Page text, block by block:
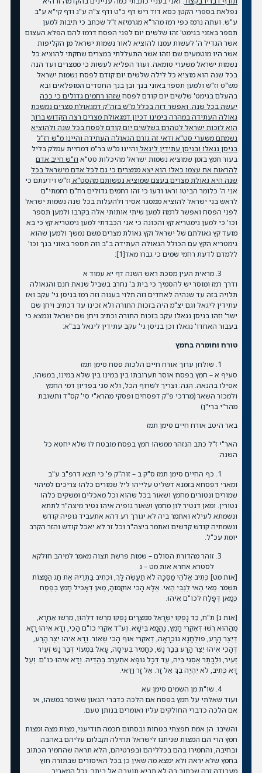
נפלאת בספרי הקטן כסא דוד ריש דף כ"ט ודף צ"ה ע"ג ודף קי"א ע"ב
ע"ש. ועתה נרמז כפי רמז מהר"א מגרמיזא ז"ל שכתב כי תיבות למען
תספר באזני בגימט' זהו שלשים יום לפני הפסח דרמז להם הפלא העצום
אשר הגדיל ה' לעשות עמנו להוציא לאור נשמות ישראל מן הקליפות
אשר היו מוטמעים שם וזהו אשר התעללתי במצרים שחקתי להוציא כל
נשמות ישראל משערי טומאה. ועוד הפליא לעשות כי ממצרים ועד הנה
בכל שנה הוא מוציא כל לילה שלשים יום קודם לפסח נשמות ישראל
מש"ט וז"ש ולמען תספר באזני בנך ובן בנך החסדים המופלאים ובא
בהעלם בגימט' שלשים יום קודם לפסח שזהו רחמים גדולים כי ככה
יעשה בכל שנה. ואפשר דזה בכלל מ"ש בזה"ק דמגאולת מצרים נמשכת
גאולה העתידה במהרה בימינו דכיון דמגאולת מצרים רצה הקדוש ברוך
הוא לזכות ישראל לטהרם בשלשים יום קודם לפסח בכל שנה ולהוציא
נשמתם משערי סט"א ודאי זה גורם הגאולה העתידה והיינו מ"ש רז"ל
בניסן נגאלו ובניסן עתידין ליגאל והיינו מ"ש בר"מ דמחיית עמלק בליל
בעור חמץ בזמן שמוציא נשמות ישראל מהיכלות סט"א וז"ש חייב אדם
להראות את עצמו כאלו הוא יצא ממצרים כי גם לכל אדם מישראל בכל
שנה היא גאולת מצרים בעצם שמוציא נפשותם מהסט"א וז"ש וידעתם כי
אני ה' כלומר הביטו וראו ודעו כי זהו רחמים גדולים רח"ם רחמתי"ם
לראש בני ישראל להוציא ממסגר אסיר ולהעלות בכל שנה נשמות ישראל
לפני הפסח ואפשר לרמוז למען שיתי אותותי אלה בקרבו ולמען תספר
וכו' כי למען גימטריא קץ והכונה כי אני הכבדתי למען גימטריא קץ כי בא
מועד קץ גאולתם של ישראל וקץ גאולת מצרים משם נמשך ולמען שהוא
גימטריא הקץ עם הכולל הגאולה העתידה ב"ב וזה תספר באזני בנך וכו'
ללמדם לדעת רחמי שמים כי גברו מאד[1]
:
מראית העין מסכת ראש השנה דף יא עמוד א
ודרך רמז ומוסר יש להסמיך כי בית ב' נחרב בשביל שנאת חנם והגאולה
תלויה בזה עד שנהיה לאחדים וזה תלוי בענוה וזה רמז בניסן גי' עקב ואז
עתידין ליגאל וגם יצ"מ היה בזכות התורה ולא זכינו עד דכתיב ויחן שם
ישר' וזהו בניסן נגאלו עקב בזכות התורה וכתיב ויחן שם ישראל ונמצא כי
בעבור האחדו' נגאלו וכן בניסן גי' עקב עתידין ליגאל בב"א:
טורח וחומרה בחמץ
שולחן ערוך אורח חיים הלכות פסח סימן תמז
סעיף א – חמץ בפסח אוסר תערובתו בין במינו בין שלא במינו, במשהו,
אפילו בהנאה. הגה: וצריך לשרוף הכל, ולא סגי בפדיון דמי החמץ
ולמכור השאר (מרדכי פ"ק דפסחים ופסקי מהרא"י סי' קס"ד ותשובת
מהר"י ברי"ן)
באר היטב אורח חיים סימן תמז
האר"י ז"ל כתב הנזהר ממשהו חמץ בפסח מובטח לו שלא יחטא כל
השנה:
כף החיים סימן תמז ס"ק ב – זוה"ק פ' כי תצא דרפ"ב ע"ב
ומארי דפסחא בזמנא דשליט עלייהו ליל שמורים כלהו צריכים למיהוי
שמורים ונטורים מחמץ ושאור בכל שהוא וכל מאכלים ומשקים כלהו
נטורין. ומאן דנטיר לון מחמץ ושאור גופיה איהו נטיר מיצה"ר לתתא
ונשמתא לעילא ואתמר ביה לא יגורך רע דהא אתעביד גופיה קודש
ונשמתיה קודש קדשים ואתמר ביצה"ר וכל זר לא יאכל קודש והזר הקרב
יומת עכ"ל.
זוהר מהדורת הסולם – שמות פרשת תצוה מאמר למיהב חולקא
לסטרא אחרא אות מט – נ
[אות מט] כְּתִיב אֱלֹהֵי מַסֵּכָה לֹא תַעֲשֶׂה לָּךְ, וּכְתִיב בַּתְרֵיהּ אֶת חַג הַמַּצוֹת
תִּשְׁמֹר. מַאי הַאי לְגַבֵּי הַאי. אֶלָּא הָכִי אוּקְמוּהָ, מַאן דְּאָכִיל חָמֵץ בְּפֶסַח
כְּמַאן דְּפָלַח לכו"ם אִיהוּ.
[אות נ] ת"ח, כַּד נָפְקוּ יִשְׂרָאֵל מִמִּצְרָיִם נָפְקוּ מֵרְשׁוּ דִּלְהוֹן, מֵרְשׁוּ אַחֲרָא,
מֵהַהוּא רְשׁוּ דְּאִקְרֵי חָמֵץ, נַהֲמָא בִּישָׁא. וְע"ד אִקְרֵי כו"ם הָכִי, וְדָא אִיהוּ רָזָא
דְּיֵצֶר הָרָע, פּוּלְחָנָא נוֹכְרָאָה, דְּאִקְרֵי אוּף הָכִי שְׂאוֹר. וְדָא אִיהוּ יֵצֶר הָרָע,
דְּהָכִי אִיהוּ יֵצֶר הָרָע בְּבַר נָשׁ, כְּחָמִיר בְּעִיסָה, עָאל בִּמְעוֹי דְּבַר נָשׁ זְעֵיר
זְעֵיר, וּלְבָתַר אַסְגֵּי בֵּיהּ, עַד דְּכָל גּוּפָא אִתְעֲרַב בַּהֲדֵיהּ. וְדָא אִיהוּ כו"ם. וְעַל
דָּא כְּתִיב, לֹא יִהְיֶה בְךָ אֵל זָר. אֵל זָר וַדַּאי.
שו"ת מן השמים סימן עא
ועוד שאלתי על חמץ בפסח אם הלכה כדברי הגאון שאוסר במשהו, או
אם הלכה כדברי החולקים עליו ואומרים בנותן טעם.
והשיבו: הן אמת חפצתי בטחות ובסתום חכמה תודיעני, מצות מצה ומצות
חמץ הרי הם המצות שניתנו לישראל תחילה וקבלום עליהם באהבה
ובחיבה, והחמירו בהם בכלליהם ובפרטיהם, הלא תראה שהחמיר הכתוב
בחמץ שלא יראה ולא ימצא מה שאין כן בכל האיסורים שבתורה חוץ